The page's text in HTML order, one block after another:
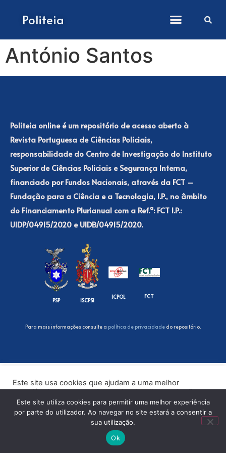
Politeia
António Santos
Politeia online é um repositório de acesso aberto à
Revista Portuguesa de Ciências Policiais,
responsabilidade do Centro de Investigação do Instituto
Superior de Ciências Policiais e Segurança Interna,
financiado por Fundos Nacionais, através da FCT –
Fundação para a Ciência e a Tecnologia, I.P., no âmbito
do Financiamento Plurianual com a Ref.ª: FCT I.P.:
UIDP/04915/2020 e UIDB/04915/2020.
PSP ISCPSI
ICPOL FCT
Para mais informações consulte a política de privacidadedo repositório.
Este site usa cookies que ajudam a uma melhor
experiência de navegação no site. Ao clicar no botão
“Aceitar” ou continuar a visualizar o nosso site, você
concorda com o uso de cookies no nosso site.
Este site utiliza cookies para permitir uma melhor experiência
por parte do utilizador. Ao navegar no site estará a consentir a
sua utilização.
Ok